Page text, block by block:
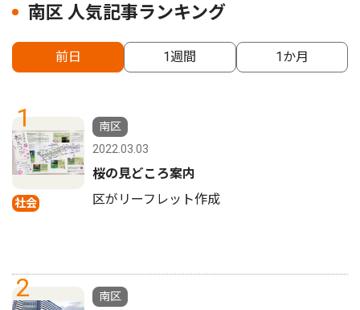
南区 人気記事ランキング
前日 1週間 1か月
1
社会
南区
2022.03.03
桜の見どころ案内
区がリーフレット作成
2
南区